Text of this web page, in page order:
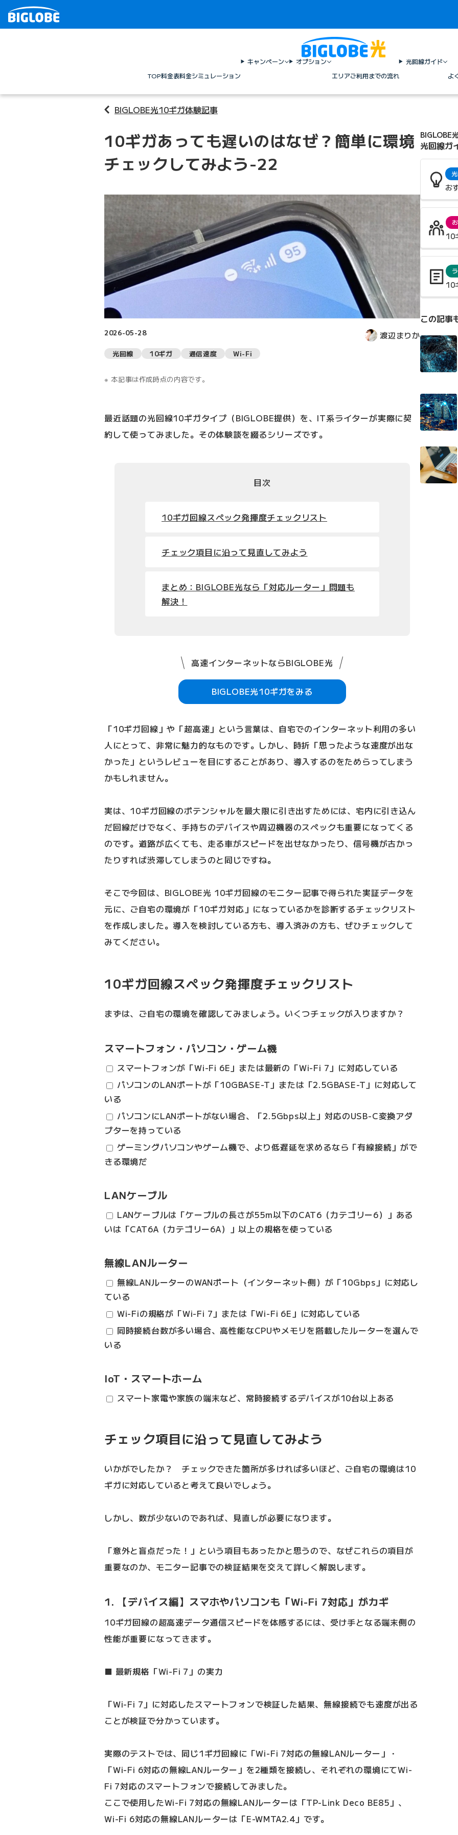
TOP料金表料金シミュレーション
キャンペーン
オプション
エリアご利用までの流れ
光回線ガイド
よ
BIGLOBE光10ギガ体験記事
10ギガあっても遅いのはなぜ？簡単に環境
チェックしてみよう-22
2026-05-28 渡辺まりか
光回線 10ギガ 通信速度 Wi-Fi
本記事は作成時点の内容です。
最近話題の光回線10ギガタイプ（BIGLOBE提供）を、IT系ライターが実際に契
約して使ってみました。その体験談を綴るシリーズです。
目次
10ギガ回線スペック発揮度チェックリスト
チェック項目に沿って見直してみよう
まとめ：BIGLOBE光なら「対応ルーター」問題も
解決！
高速インターネットならBIGLOBE光
BIGLOBE光10ギガをみる
「10ギガ回線」や「超高速」という言葉は、自宅でのインターネット利用の多い
人にとって、非常に魅力的なものです。しかし、時折「思ったような速度が出な
かった」というレビューを目にすることがあり、導入するのをためらってしまう
かもしれません。
実は、10ギガ回線のポテンシャルを最大限に引き出すためには、宅内に引き込ん
だ回線だけでなく、手持ちのデバイスや周辺機器のスペックも重要になってくる
のです。道路が広くても、走る車がスピードを出せなかったり、信号機が古かっ
たりすれば渋滞してしまうのと同じですね。
そこで今回は、BIGLOBE光 10ギガ回線のモニター記事で得られた実証データを
元に、ご自宅の環境が「10ギガ対応」になっているかを診断するチェックリスト
を作成しました。導入を検討している方も、導入済みの方も、ぜひチェックして
みてください。
10ギガ回線スペック発揮度チェックリスト
まずは、ご自宅の環境を確認してみましょう。いくつチェックが入りますか？
スマートフォン・パソコン・ゲーム機
スマートフォンが「Wi-Fi 6E」または最新の「Wi-Fi 7」に対応している
パソコンのLANポートが「10GBASE-T」または「2.5GBASE-T」に対応して
いる
パソコンにLANポートがない場合、「2.5Gbps以上」対応のUSB-C変換アダ
プターを持っている
ゲーミングパソコンやゲーム機で、より低遅延を求めるなら「有線接続」がで
きる環境だ
LANケーブル
LANケーブルは「ケーブルの長さが55m以下のCAT6（カテゴリー6）」ある
いは「CAT6A（カテゴリー6A）」以上の規格を使っている
無線LANルーター
無線LANルーターのWANポート（インターネット側）が「10Gbps」に対応し
ている
Wi-Fiの規格が「Wi-Fi 7」または「Wi-Fi 6E」に対応している
同時接続台数が多い場合、高性能なCPUやメモリを搭載したルーターを選んで
いる
IoT・スマートホーム
スマート家電や家族の端末など、常時接続するデバイスが10台以上ある
チェック項目に沿って見直してみよう
いかがでしたか？ チェックできた箇所が多ければ多いほど、ご自宅の環境は10
ギガに対応していると考えて良いでしょう。
しかし、数が少ないのであれば、見直しが必要になります。
「意外と盲点だった！」という項目もあったかと思うので、なぜこれらの項目が
重要なのか、モニター記事での検証結果を交えて詳しく解説します。
1. 【デバイス編】スマホやパソコンも「Wi-Fi 7対応」がカギ
10ギガ回線の超高速データ通信スピードを体感するには、受け手となる端末側の
性能が重要になってきます。
■ 最新規格「Wi-Fi 7」の実力
「Wi-Fi 7」に対応したスマートフォンで検証した結果、無線接続でも速度が出る
ことが検証で分かっています。
実際のテストでは、同じ1ギガ回線に「Wi-Fi 7対応の無線LANルーター」・
「Wi-Fi 6対応の無線LANルーター」を2種類を接続し、それぞれの環境にてWi-
Fi 7対応のスマートフォンで接続してみました。
ここで使用したWi-Fi 7対応の無線LANルーターは「TP-Link Deco BE85」、
Wi-Fi 6対応の無線LANルーターは「E-WMTA2.4」です。
BIGLOBE光
光回線ガ
お
10
10
この記事